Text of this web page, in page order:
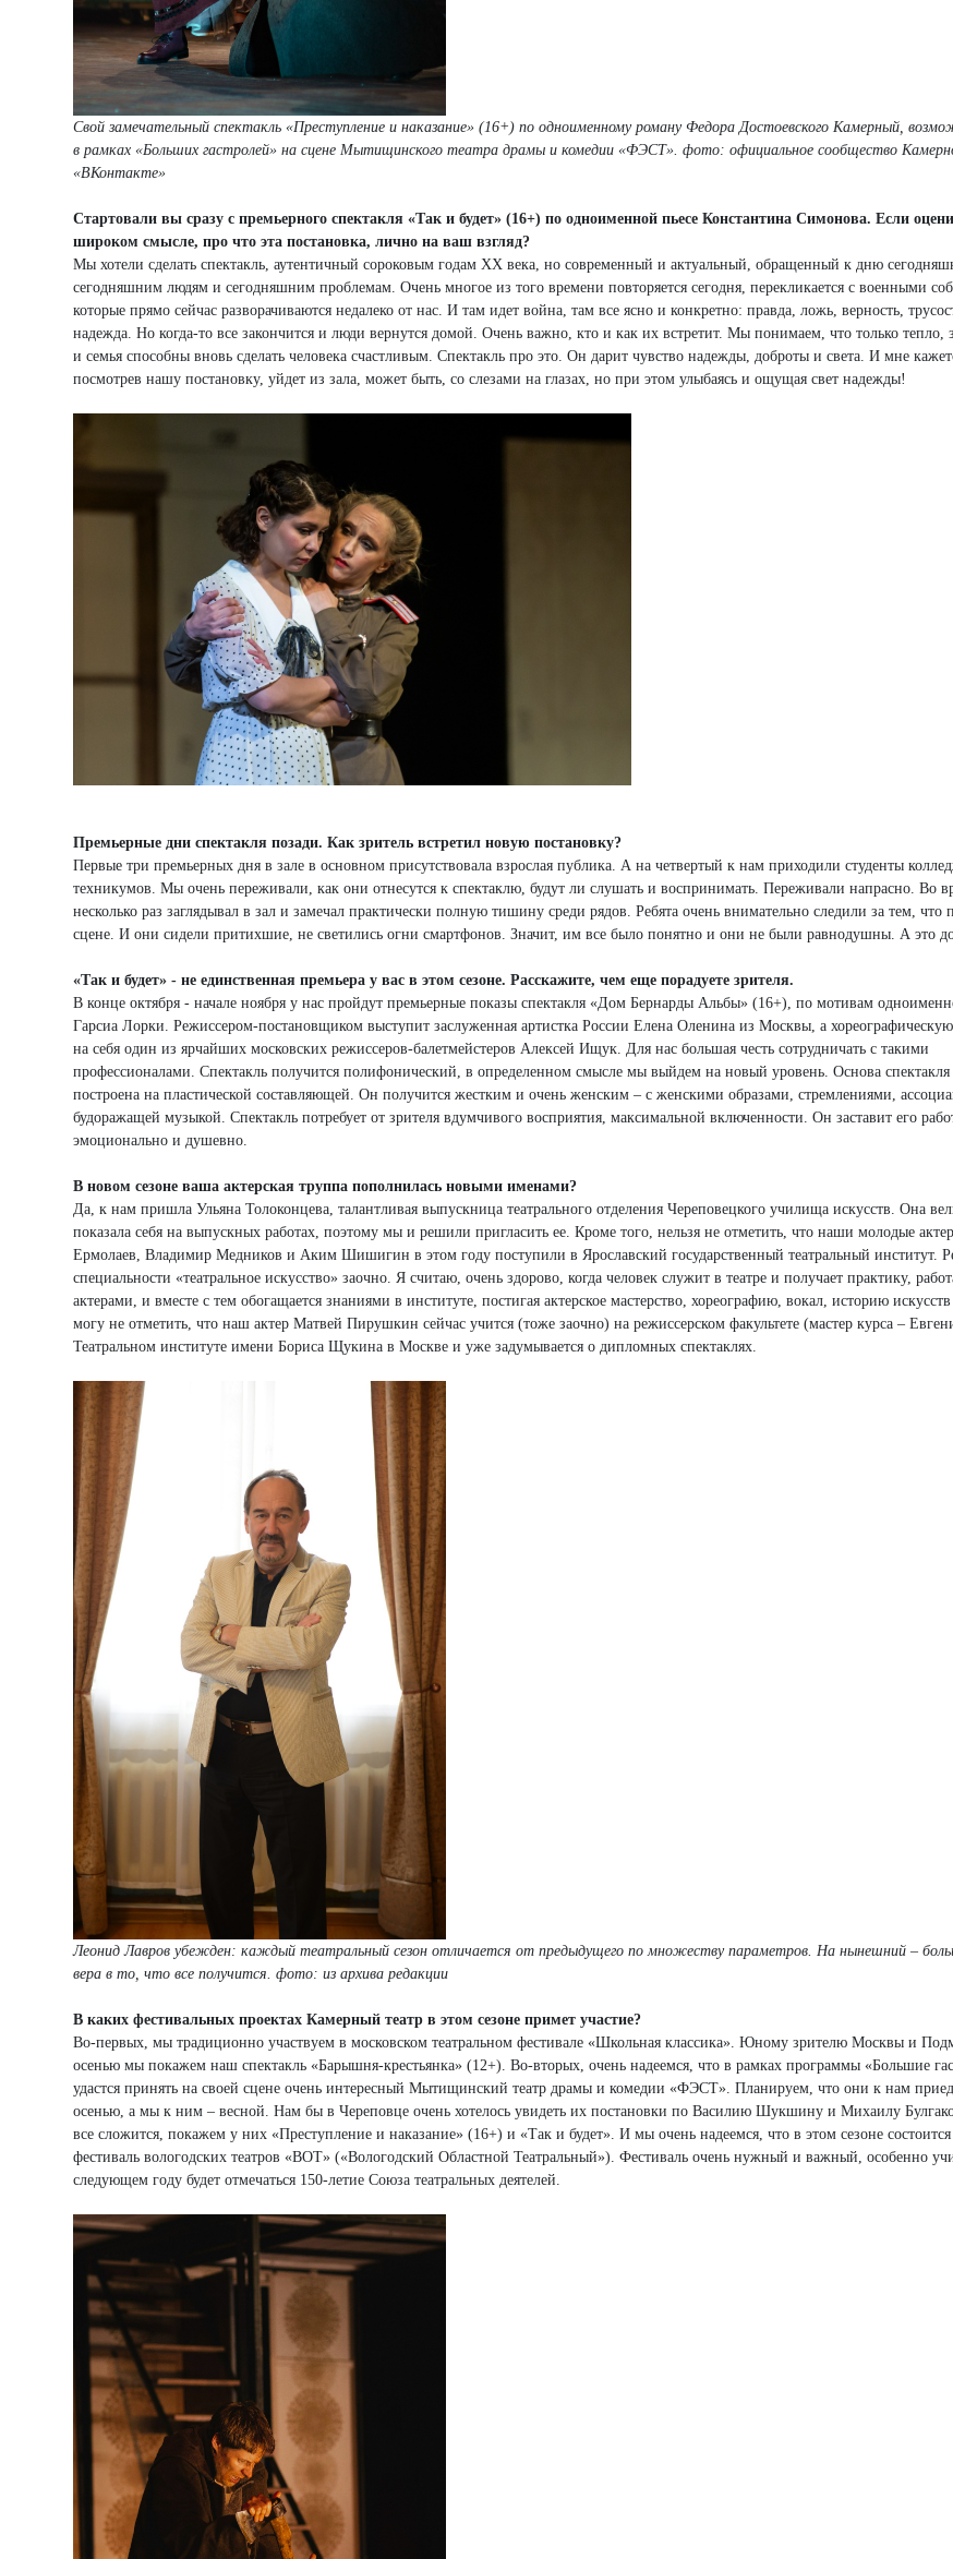
Свой замечательный спектакль «Преступление и наказание» (16+) по одноименному роману Федора Достоевского Камерный,
в рамках «Больших гастролей» на сцене Мытищинского театра драмы и комедии «ФЭСТ». фото: официальное сообщество
«ВКонтакте»
Стартовали вы сразу с премьерного спектакля «Так и будет» (16+) по одноименной пьесе Константина Симонова. Если
широком смысле, про что эта постановка, лично на ваш взгляд?
Мы хотели сделать спектакль, аутентичный сороковым годам ХХ века, но современный и актуальный, обращенный к дню
сегодняшним людям и сегодняшним проблемам. Очень многое из того времени повторяется сегодня, перекликается с военными
которые прямо сейчас разворачиваются недалеко от нас. И там идет война, там все ясно и конкретно: правда, ложь, верность,
надежда. Но когда-то все закончится и люди вернутся домой. Очень важно, кто и как их встретит. Мы понимаем, что только тепло,
и семья способны вновь сделать человека счастливым. Спектакль про это. Он дарит чувство надежды, доброты и света. И мне
посмотрев нашу постановку, уйдет из зала, может быть, со слезами на глазах, но при этом улыбаясь и ощущая свет надежды!
Премьерные дни спектакля позади. Как зритель встретил новую постановку?
Первые три премьерных дня в зале в основном присутствовала взрослая публика. А на четвертый к нам приходили студенты
техникумов. Мы очень переживали, как они отнесутся к спектаклю, будут ли слушать и воспринимать. Переживали напрасно. Во
несколько раз заглядывал в зал и замечал практически полную тишину среди рядов. Ребята очень внимательно следили за тем, что
сцене. И они сидели притихшие, не светились огни смартфонов. Значит, им все было понятно и они не были равнодушны. А это
«Так и будет» - не единственная премьера у вас в этом сезоне. Расскажите, чем еще порадуете зрителя.
В конце октября - начале ноября у нас пройдут премьерные показы спектакля «Дом Бернарды Альбы» (16+), по мотивам
Гарсиа Лорки. Режиссером-постановщиком выступит заслуженная артистка России Елена Оленина из Москвы, а хореографическую
на себя один из ярчайших московских режиссеров-балетмейстеров Алексей Ищук. Для нас большая честь сотрудничать с такими
профессионалами. Спектакль получится полифонический, в определенном смысле мы выйдем на новый уровень. Основа спектакля
построена на пластической составляющей. Он получится жестким и очень женским – с женскими образами, стремлениями,
будоражащей музыкой. Спектакль потребует от зрителя вдумчивого восприятия, максимальной включенности. Он заставит его
эмоционально и душевно.
В новом сезоне ваша актерская труппа пополнилась новыми именами?
Да, к нам пришла Ульяна Толоконцева, талантливая выпускница театрального отделения Череповецкого училища искусств. Она
показала себя на выпускных работах, поэтому мы и решили пригласить ее. Кроме того, нельзя не отметить, что наши молодые
Ермолаев, Владимир Медников и Аким Шишигин в этом году поступили в Ярославский государственный театральный институт.
специальности «театральное искусство» заочно. Я считаю, очень здорово, когда человек служит в театре и получает практику,
актерами, и вместе с тем обогащается знаниями в институте, постигая актерское мастерство, хореографию, вокал, историю
могу не отметить, что наш актер Матвей Пирушкин сейчас учится (тоже заочно) на режиссерском факультете (мастер курса –
Театральном институте имени Бориса Щукина в Москве и уже задумывается о дипломных спектаклях.
Леонид Лавров убежден: каждый театральный сезон отличается от предыдущего по множеству параметров. На нынешний –
вера в то, что все получится. фото: из архива редакции
В каких фестивальных проектах Камерный театр в этом сезоне примет участие?
Во-первых, мы традиционно участвуем в московском театральном фестивале «Школьная классика». Юному зрителю Москвы и
осенью мы покажем наш спектакль «Барышня-крестьянка» (12+). Во-вторых, очень надеемся, что в рамках программы «Большие
удастся принять на своей сцене очень интересный Мытищинский театр драмы и комедии «ФЭСТ». Планируем, что они к нам
осенью, а мы к ним – весной. Нам бы в Череповце очень хотелось увидеть их постановки по Василию Шукшину и Михаилу
все сложится, покажем у них «Преступление и наказание» (16+) и «Так и будет». И мы очень надеемся, что в этом сезоне
фестиваль вологодских театров «ВОТ» («Вологодский Областной Театральный»). Фестиваль очень нужный и важный, особенно
следующем году будет отмечаться 150-летие Союза театральных деятелей.